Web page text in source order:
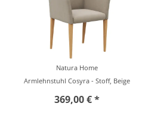
Natura Home
Armlehnstuhl Cosyra - Stoff, Beige
369,00 € *